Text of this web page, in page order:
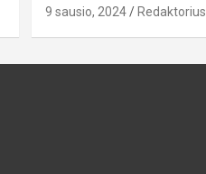
9 sausio, 2024 Redaktorius